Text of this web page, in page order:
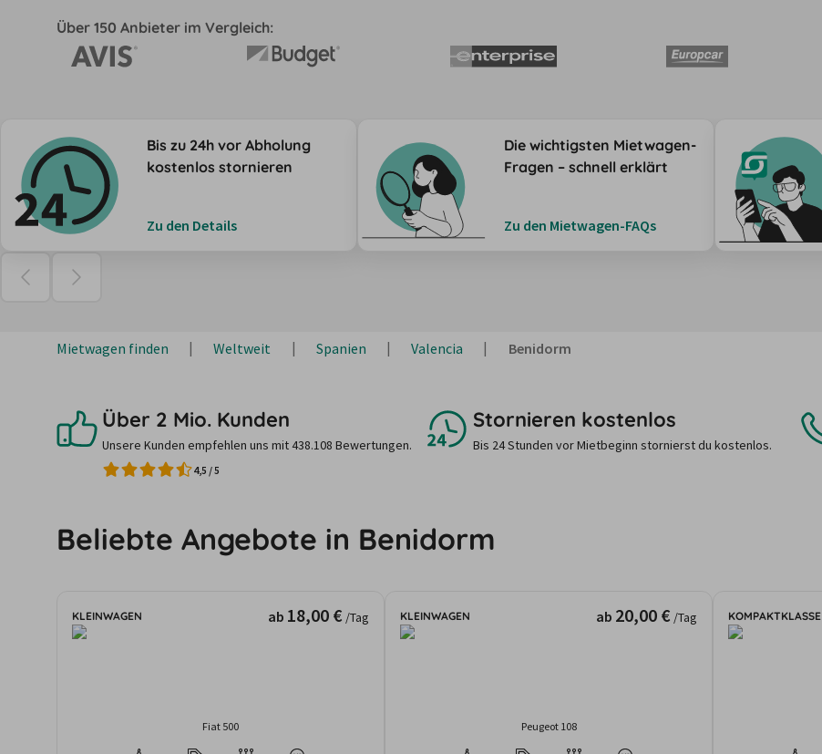
Über 150 Anbieter im Vergleich:
Bis zu 24h vor Abholung
kostenlos stornieren
Zu den Details
Die wichtigsten Mietwagen-
Fragen – schnell erklärt
Zu den Mietwagen-FAQs
Mietwagen finden Weltweit Spanien Valencia Benidorm
Über 2 Mio. Kunden
Unsere Kunden empfehlen uns mit 438.108 Bewertungen.
4,5 /5
Stornieren kostenlos
Bis 24 Stunden vor Mietbeginn stornierst du kostenlos.
Beliebte Angebote in Benidorm
KLEINWAGEN ab 18,00 € /Tag
Fiat 500
KLEINWAGEN ab 20,00 € /Tag
Peugeot 108
KOMPAKTKLASSE